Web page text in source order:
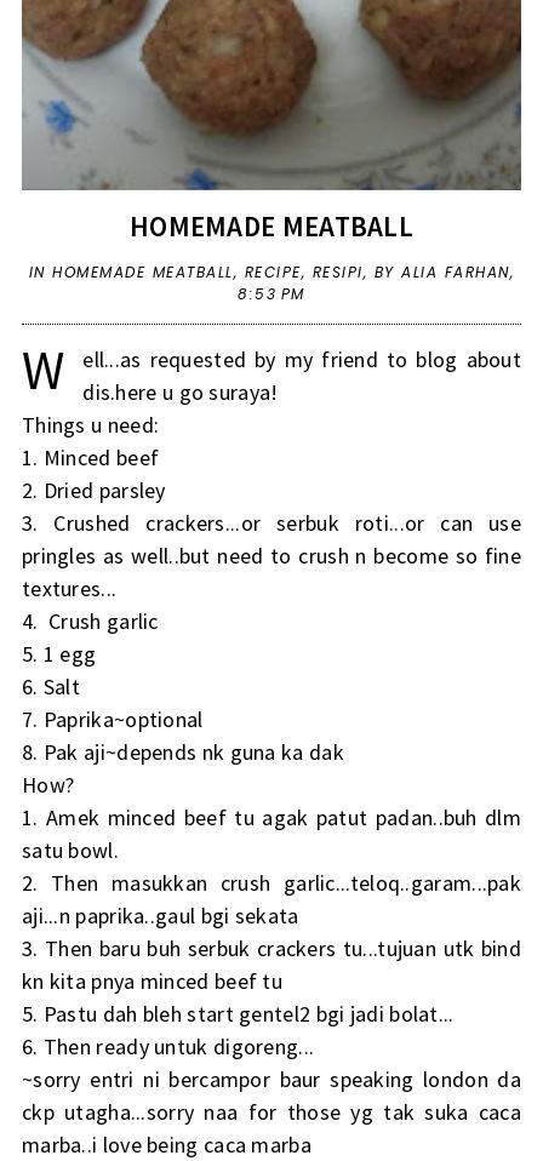
HOMEMADE MEATBALL
INHOMEMADE MEATBALL, RECIPE, RESIPI, BY ALIA FARHAN,
8:53 PM
W
ell...as requested by my friend to blog about
dis.here u go suraya!
Things u need:
1. Minced beef
2. Dried parsley
3. Crushed crackers...or serbuk roti...or can use
pringles as well..but need to crush n become so fine
textures...
4. Crush garlic
5. 1 egg
6. Salt
7. Paprika~optional
8. Pak aji~depends nk guna ka dak
How?
1. Amek minced beef tu agak patut padan..buh dlm
satu bowl.
2. Then masukkan crush garlic...teloq..garam...pak
aji...n paprika..gaul bgi sekata
3. Then baru buh serbuk crackers tu...tujuan utk bind
kn kita pnya minced beef tu
5. Pastu dah bleh start gentel2 bgi jadi bolat...
6. Then ready untuk digoreng...
~sorry entri ni bercampor baur speaking london da
ckp utagha...sorry naa for those yg tak suka caca
marba..i love being caca marba